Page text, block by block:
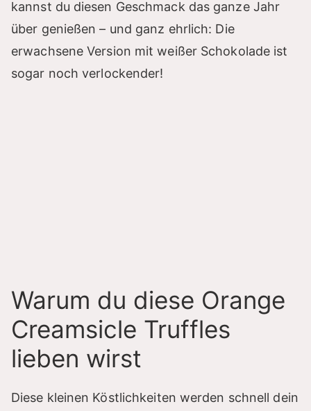
kannst du diesen Geschmack das ganze Jahr
über genießen – und ganz ehrlich: Die
erwachsene Version mit weißer Schokolade ist
sogar noch verlockender!
Warum du diese Orange
Creamsicle Truffles
lieben wirst
Diese kleinen Köstlichkeiten werden schnell dein